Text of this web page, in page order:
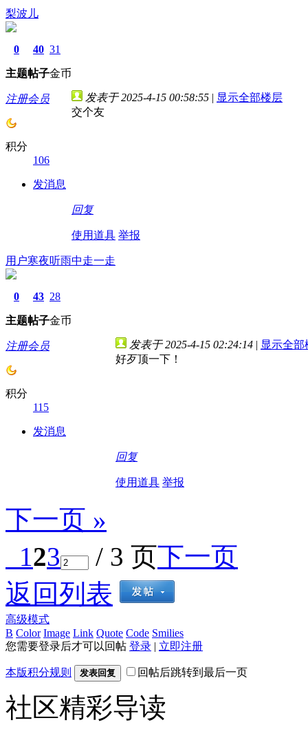
梨波儿
0
主题
40
帖子
31
金币
注册会员
积分
106
发消息
发表于 2025-4-15 00:58:55 | 显示全部楼层
交个友
回复
使用道具 举报
用户寒夜听雨中走一走
0
主题
43
帖子
28
金币
注册会员
积分
115
发消息
发表于 2025-4-15 02:24:14 | 显示全部
好歹顶一下！
回复
使用道具 举报
下一页 »
123 / 3 页下一页
返回列表
高级模式
B Color Image Link Quote Code Smilies
您需要登录后才可以回帖 登录 | 立即注册
本版积分规则 发表回复 回帖后跳转到最后一页
社区精彩导读